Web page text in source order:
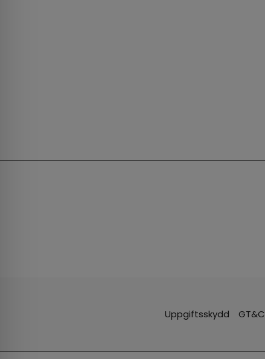
Uppgiftsskydd GT&C